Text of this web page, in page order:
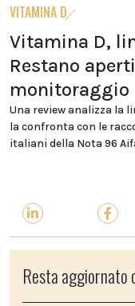
VITAMINA D
Vitamina D,
Restano
monitoraggio
Una review analizza la
la confronta con le
italiani della Nota 96
Resta aggiornato